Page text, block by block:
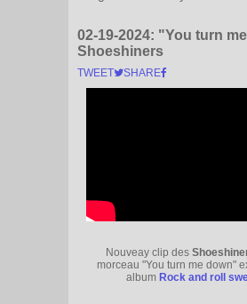
02-19-2024: "You turn
Shoeshiners
TWEET SHARE
Nouveay clip des
morceau "You turn me down"
album Rock and roll